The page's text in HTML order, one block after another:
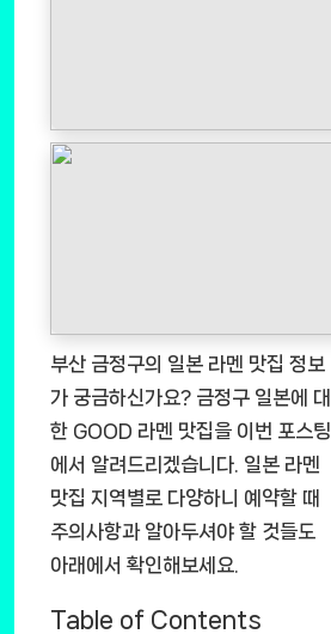
부산 금정구의 일본 라멘 맛집 정보
가 궁금하신가요? 금정구 일본에 대
한 GOOD 라멘 맛집을 이번 포스팅
에서 알려드리겠습니다. 일본 라멘
맛집 지역별로 다양하니 예약할 때
주의사항과 알아두셔야 할 것들도
아래에서 확인해보세요.
Table of Contents